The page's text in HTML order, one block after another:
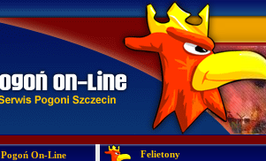
Pogoń On-Line
Felietony